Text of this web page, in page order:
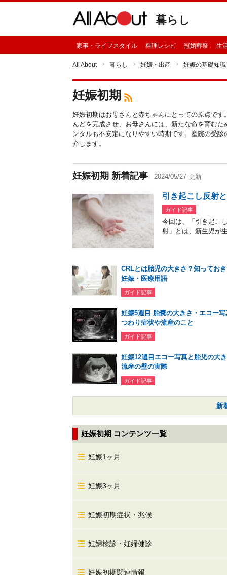
暮らし
家事・ライフスタイル 料理レシピ 冠婚葬祭 生
All About 暮らし 妊娠・出産 妊娠の基礎知識
妊娠初期
妊娠初期はお母さんと赤ちゃんにとっての原点で
んどを完成させ、お母さんには、新たな命を育む
ンタルも不安定になりやすい時期です。産院の受
介します。
妊娠初期 新着記事 2024/05/27 更新
引き起こし反射
ガイド記事
今回は、「引き起こ
射」とは、新生児が
CRLとは胎児の大きさ？知ってお
妊娠・医療用語
ガイド記事
妊娠5週目 胎嚢の大きさ・エコー
つわり症状や流産のこと
ガイド記事
妊娠12週目エコー写真と胎児の大
流産の壁の実際
ガイド記事
新
妊娠初期 コンテンツ一覧
妊娠1ヶ月
妊娠3ヶ月
妊娠初期症状・兆候
妊婦検診・妊婦健診
妊娠初期関連情報